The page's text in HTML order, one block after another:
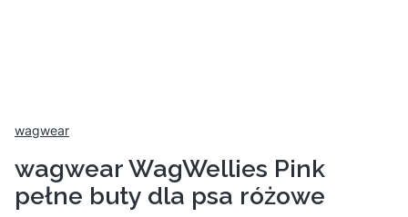
wagwear
wagwear WagWellies Pink
pełne buty dla psa różowe